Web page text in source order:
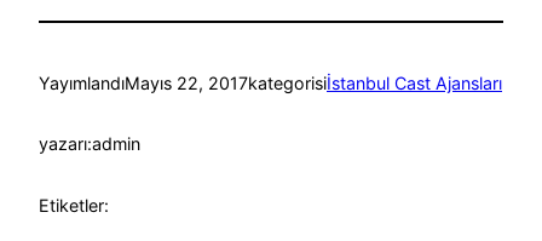
YayımlandıMayıs 22, 2017kategorisiİstanbul Cast Ajansları
yazarı:admin
Etiketler: